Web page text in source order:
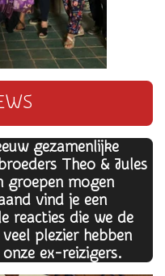
gezamenlijke
Theo & Jules
groepen mogen
vind je een
reacties die we de
plezier hebben
ex-reizigers.